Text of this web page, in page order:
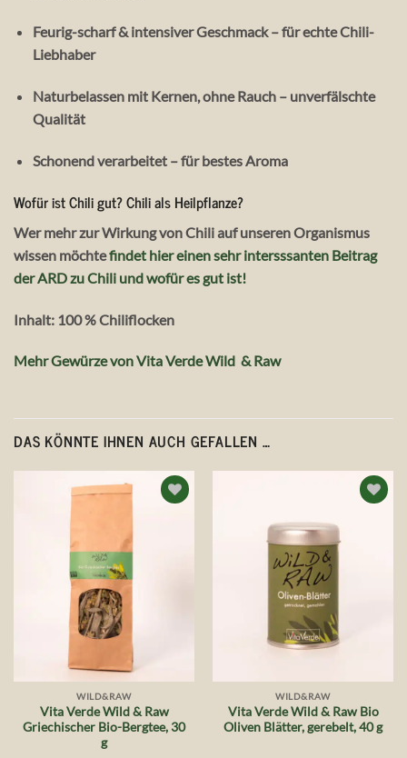
Feurig-scharf & intensiver Geschmack– für echte Chili-
Liebhaber
Naturbelassen mit Kernen, ohne Rauch– unverfälschte
Qualität
Schonend verarbeitet – für bestes Aroma
Wofür ist Chili gut? Chili als Heilpflanze?
Wer mehr zur Wirkung von Chili auf unseren Organismus
wissen möchtefindet hier einen sehr intersssanten Beitrag
der ARD zu Chili und wofür es gut ist!
Inhalt: 100 % Chiliflocken
Mehr Gewürze von Vita Verde Wild & Raw
DAS KÖNNTE IHNEN AUCH GEFALLEN …
WILD&RAW
Vita Verde Wild & Raw
Griechischer Bio-Bergtee, 30
g
Wunschliste
WILD&RAW
Vita Verde Wild & Raw Bio
Oliven Blätter, gerebelt, 40 g